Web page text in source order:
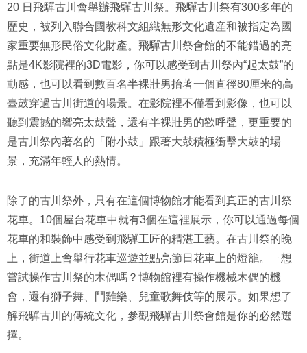
20 日飛驒古川會舉辦飛驒古川祭。飛驒古川祭有300多年的
歷史，被列入聯合國教科文組織無形文化遺産和被指定為國
家重要無形民俗文化財產。飛驒古川祭會館的不能錯過的亮
點是4K影院裡的3D電影，你可以感受到古川祭內“起太鼓”的
動感，也可以看到數百名半裸壯男抬著一個直徑80厘米的高
臺鼓穿過古川街道的場景。在影院裡不僅看到影像，也可以
聽到震撼的響亮太鼓聲，還有半裸壯男的歡呼聲，更重要的
是古川祭內著名的「附小鼓」跟著大鼓積極衝擊大鼓的場
景，充滿年輕人的熱情。
除了的古川祭外，只有在這個博物館才能看到真正的古川祭
花車。10個屋台花車中就有3個在這裡展示，你可以通過每個
花車的和裝飾中感受到飛驒工匠的精湛工藝。在古川祭的晚
上，街道上會舉行花車巡遊並點亮節日花車上的燈籠。ㄧ想
嘗試操作古川祭的木偶嗎？博物館裡有操作機械木偶的機
會，還有獅子舞、鬥雞樂、兒童歌舞伎等的展示。如果想了
解飛驒古川的傳統文化，參觀飛驒古川祭會館是你的必然選
擇。